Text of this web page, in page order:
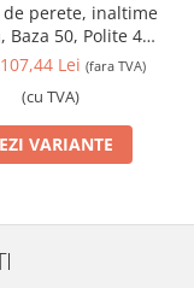
perete, inaltime
Baza 50, Polite 40,
AlbLei (fara TVA)
(cu TVA)
VARIANTE